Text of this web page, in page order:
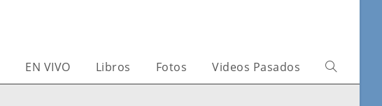
EN VIVO Libros Fotos Videos Pasados